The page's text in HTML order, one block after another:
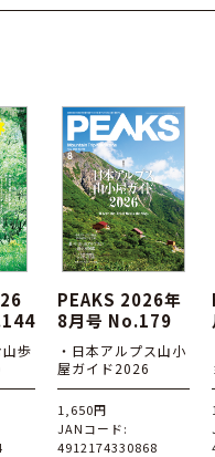
山歩
PEAKS 2026年
8月号 No.179
・日本アルプス山小
屋ガイド2026
1,650円
JANコード:
4912174330868